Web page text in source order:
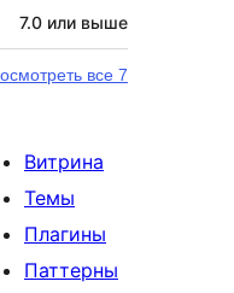
7.0 или выше
все 7
Витрина
Темы
Плагины
Паттерны